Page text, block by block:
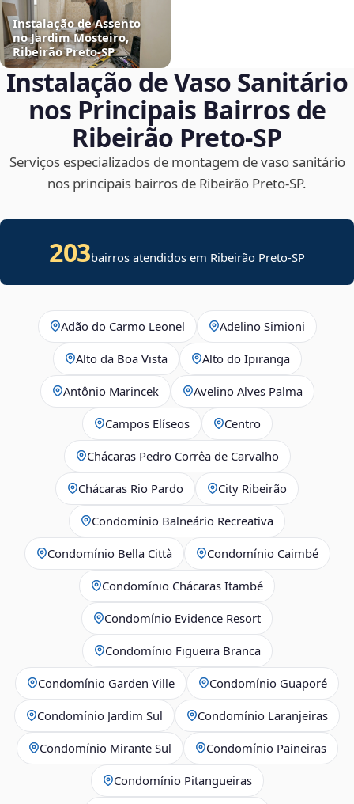
Instalação de Assento
no Jardim Mosteiro,
Ribeirão Preto‑SP
Instalação de Vaso Sanitário
nos Principais Bairros de
Ribeirão Preto‑SP
Serviços especializados de montagem de vaso sanitário
nos principais bairros de Ribeirão Preto‑SP.
203bairros atendidos em Ribeirão Preto-SP
Adão do Carmo Leonel Adelino Simioni
Alto da Boa Vista Alto do Ipiranga
Antônio Marincek Avelino Alves Palma
Campos Elíseos Centro
Chácaras Pedro Corrêa de Carvalho
Chácaras Rio Pardo City Ribeirão
Condomínio Balneário Recreativa
Condomínio Bella Città Condomínio Caimbé
Condomínio Chácaras Itambé
Condomínio Evidence Resort
Condomínio Figueira Branca
Condomínio Garden Ville Condomínio Guaporé
Condomínio Jardim Sul Condomínio Laranjeiras
Condomínio Mirante Sul Condomínio Paineiras
Condomínio Pitangueiras